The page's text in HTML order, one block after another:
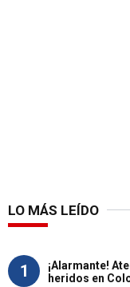
LO MÁS LEÍDO
1
¡Alarmante!
heridos en